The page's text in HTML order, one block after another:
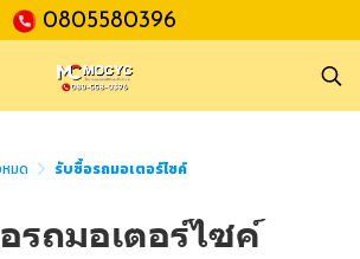
0805580396
มด รับซื้อรถมอเตอร์ไซค์
รถมอเตอร์ไซค์